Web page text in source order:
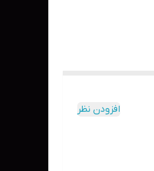
افزودن نظر